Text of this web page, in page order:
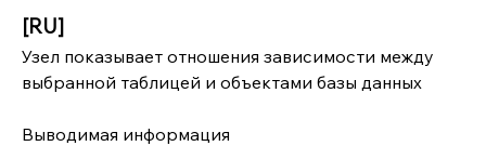
[RU]
Узел показывает отношения зависимости между
выбранной таблицей и объектами базы данных
Выводимая информация